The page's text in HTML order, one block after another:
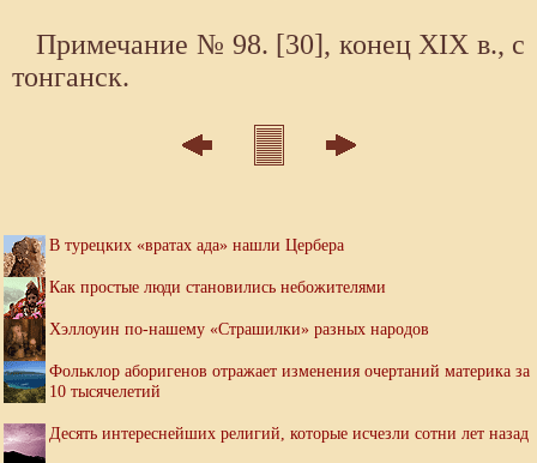
Примечание № 98. [30], конец XIX в., с
тонганск.
В турецких «вратах ада» нашли Цербера
Как простые люди становились небожителями
Хэллоуин по-нашему «Страшилки» разных народов
Фольклор аборигенов отражает изменения очертаний материка за
10 тысячелетий
Десять интереснейших религий, которые исчезли сотни лет назад